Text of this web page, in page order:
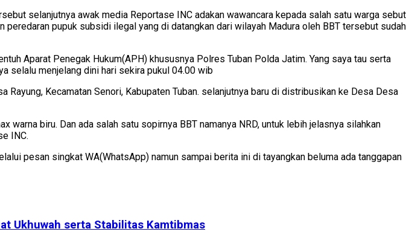
selanjutnya awak media Reportase INC adakan wawancara kepada salah satu warga sebut
peredaran pupuk subsidi ilegal yang di datangkan dari wilayah Madura oleh BBT tersebut sudah
Aparat Penegak Hukum(APH) khususnya Polres Tuban Polda Jatim. Yang saya tau serta
selalu menjelang dini hari sekira pukul 04.00 wib
Rayung, Kecamatan Senori, Kabupaten Tuban. selanjutnya baru di distribusikan ke Desa Desa
warna biru. Dan ada salah satu sopirnya BBT namanya NRD, untuk lebih jelasnya silahkan
INC.
pesan singkat WA(WhatsApp) namun sampai berita ini di tayangkan beluma ada tanggapan
Ukhuwah serta Stabilitas Kamtibmas